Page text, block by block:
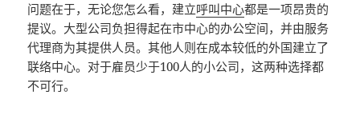
问题在于，无论您怎么看，建立呼叫中心都是一项昂贵的
提议。大型公司负担得起在市中心的办公空间，并由服务
代理商为其提供人员。其他人则在成本较低的外国建立了
联络中心。对于雇员少于100人的小公司，这两种选择都
不可行。